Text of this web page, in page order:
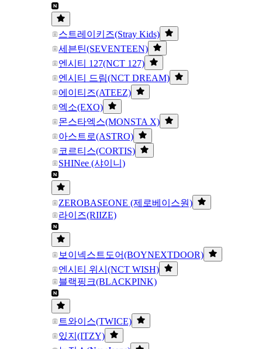
스트레이키즈(Stray Kids)
세븐틴(SEVENTEEN)
엔시티 127(NCT 127)
엔시티 드림(NCT DREAM)
에이티즈(ATEEZ)
엑소(EXO)
몬스타엑스(MONSTA X)
아스트로(ASTRO)
코르티스(CORTIS)
SHINee (샤이니)
ZEROBASEONE (제로베이스원)
라이즈(RIIZE)
보이넥스트도어(BOYNEXTDOOR)
엔시티 위시(NCT WISH)
블랙핑크(BLACKPINK)
트와이스(TWICE)
있지(ITZY)